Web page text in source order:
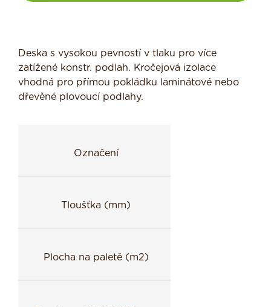
Deska s vysokou pevností v tlaku pro více
zatížené konstr. podlah. Kročejová izolace
vhodná pro přímou pokládku laminátové nebo
dřevěné plovoucí podlahy.
Označení
Tloušťka (mm)
Plocha na paletě (m2)